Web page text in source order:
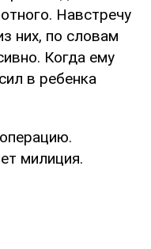
Навстречу
них, по словам
Когда ему
в ребенка
милиция.